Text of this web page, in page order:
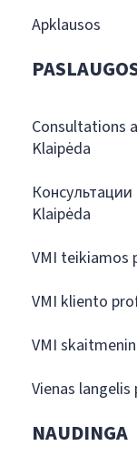
Apklausos
Consultations
Klaipėda
Klaipėda
VMI teikiamos
VMI kliento
VMI
Vienas
NAUDINGA